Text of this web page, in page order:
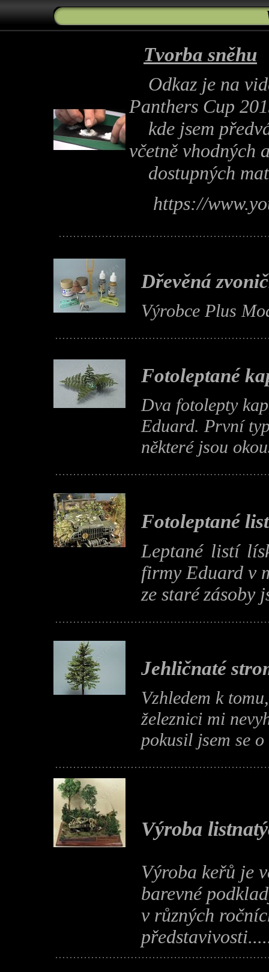
Tvorba sněhu
Odkaz je na
Panthers Cup
kde jsem
včetně vhodných
dostupných
https://
Dřevěná
Výrobce Plus
Fotoleptané
Dva fotolepty
Eduard. První
některé jsou
Fotoleptané
Leptané listí
firmy Eduard v
ze staré zásoby
Jehličnaté
Vzhledem k
železnici mi
pokusil jsem se
Výroba
Výroba keřů je
barevné
v různých